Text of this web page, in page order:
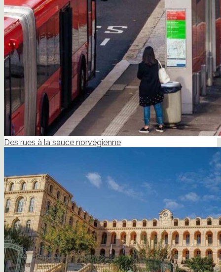
Des rues à la sauce norvégienne